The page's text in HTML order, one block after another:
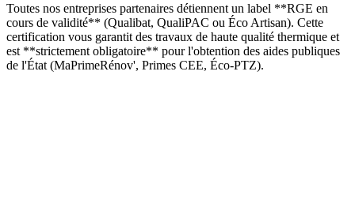
Toutes nos entreprises partenaires détiennent un label **RGE en
cours de validité** (Qualibat, QualiPAC ou Éco Artisan). Cette
certification vous garantit des travaux de haute qualité thermique et
est **strictement obligatoire** pour l'obtention des aides publiques
de l'État (MaPrimeRénov', Primes CEE, Éco-PTZ).